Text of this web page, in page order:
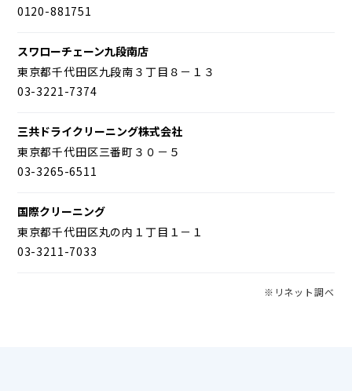
0120-881751
スワローチェーン九段南店
東京都千代田区九段南３丁目８－１３
03-3221-7374
三共ドライクリーニング株式会社
東京都千代田区三番町３０－５
03-3265-6511
国際クリーニング
東京都千代田区丸の内１丁目１－１
03-3211-7033
※リネット調べ